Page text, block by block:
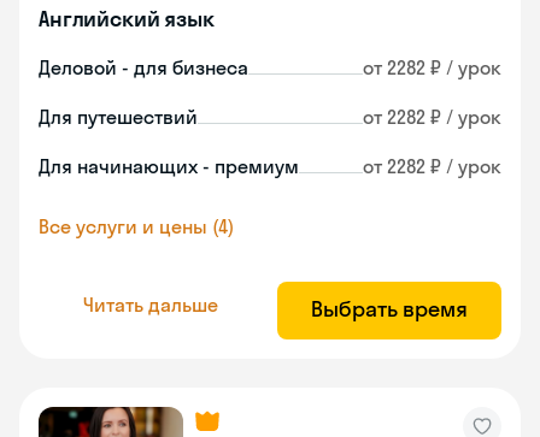
Английский язык
Деловой - для бизнеса от 2282 ₽ / урок
Для путешествий от 2282 ₽ / урок
Для начинающих - премиум от 2282 ₽ / урок
Все услуги и цены (4)
Читать дальше Выбрать время